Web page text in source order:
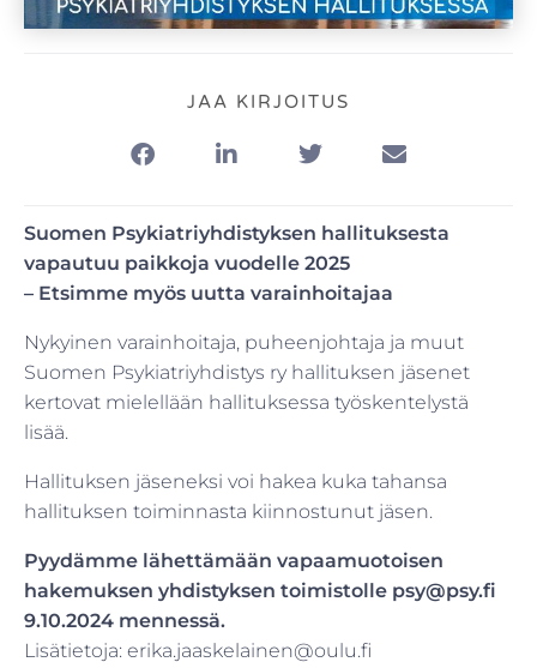
JAA KIRJOITUS
Suomen Psykiatriyhdistyksen hallituksesta
vapautuu paikkoja vuodelle 2025
– Etsimme myös uutta varainhoitajaa
Nykyinen varainhoitaja, puheenjohtaja ja muut
Suomen Psykiatriyhdistys ry hallituksen jäsenet
kertovat mielellään hallituksessa työskentelystä
lisää.
Hallituksen jäseneksi voi hakea kuka tahansa
hallituksen toiminnasta kiinnostunut jäsen.
Pyydämme lähettämään vapaamuotoisen
hakemuksen yhdistyksen toimistolle psy@psy.fi
9.10.2024 mennessä.
Lisätietoja: erika.jaaskelainen@oulu.fi